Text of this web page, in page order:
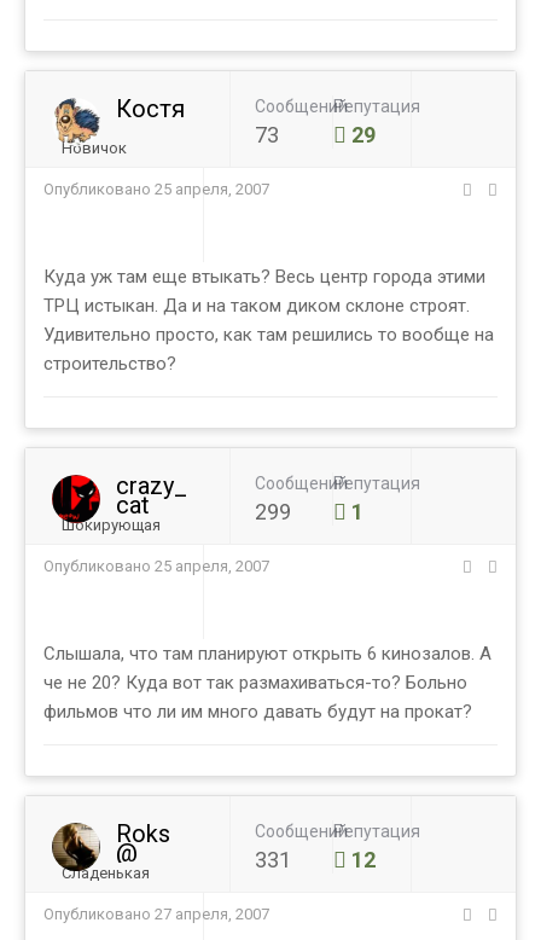
Костя
Новичок
Сообщений
73
Репутация
29
Опубликовано 25 апреля, 2007
Куда уж там еще втыкать? Весь центр города этими
ТРЦ истыкан. Да и на таком диком склоне строят.
Удивительно просто, как там решились то вообще на
строительство?
crazy_
cat
Шокирующая
Сообщений
299
Репутация
1
Опубликовано 25 апреля, 2007
Слышала, что там планируют открыть 6 кинозалов. А
че не 20? Куда вот так размахиваться-то? Больно
фильмов что ли им много давать будут на прокат?
Roks
@
Сладенькая
Сообщений
331
Репутация
12
Опубликовано 27 апреля, 2007